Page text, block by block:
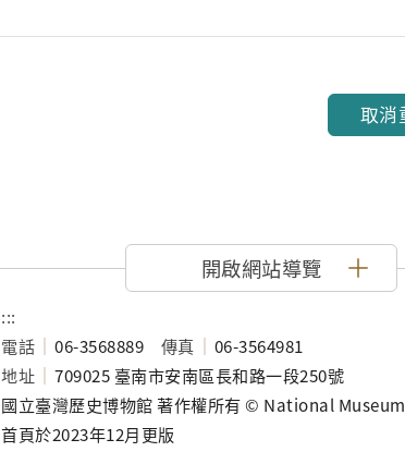
取消
開啟網站導覽
:::
電話
06-3568889 傳真
06-3564981
地址
709025 臺南市安南區長和路一段250號
國立臺灣歷史博物館 著作權所有 © National
首頁於2023年12月更版